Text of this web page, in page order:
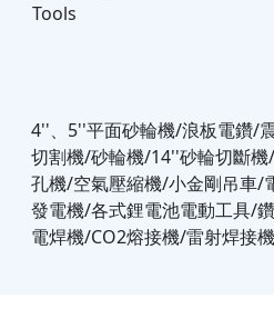
Tools
4''、5''平面砂輪機/浪板電鑽/
切割機/砂輪機/14''砂輪切斷
孔機/空氣壓縮機/小金剛吊車/
發電機/各式鋰電池電動工具/
電焊機/CO2熔接機/雷射焊接機